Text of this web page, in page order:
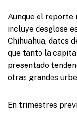
Aunque el reporte
incluye desglose
Chihuahua, datos
que tanto la
presentado
otras grandes
En trimestres